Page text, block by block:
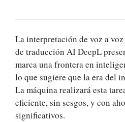
La interpretación de voz a
de traducción AI DeepL
marca una frontera en
lo que sugiere que la era del
La máquina realizará esta
eficiente, sin sesgos, y con
significativos.